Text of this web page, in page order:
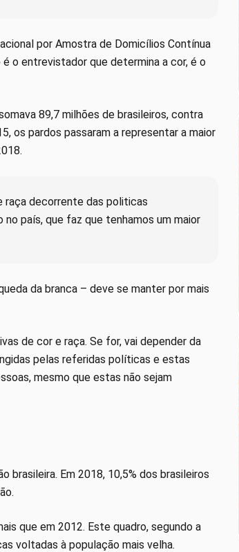
por Amostra de Domicílios Contínua
o entrevistador que determina a cor, é o
89,7 milhões de brasileiros, contra
os pardos passaram a representar a maior
raça decorrente das politicas
país, que faz que tenhamos um maior
da branca – deve se manter por mais
de cor e raça. Se for, vai depender da
pelas referidas políticas e estas
mesmo que estas não sejam
Em 2018, 10,5% dos brasileiros
que em 2012. Este quadro, segundo a
voltadas à população mais velha.